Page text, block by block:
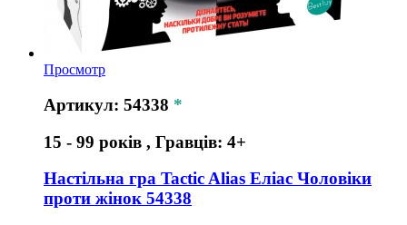
Просмотр
Артикул: 54338 *
15 - 99 років , Гравців: 4+
Настільна гра Tactic Alias Еліас Чоловіки
проти жінок 54338